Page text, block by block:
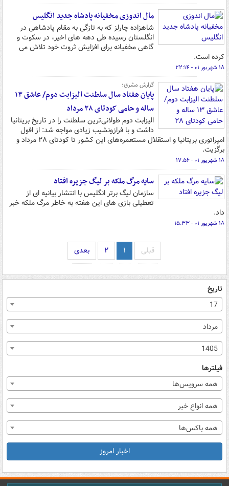
مال اندوزی مخفیانه پادشاه جدید انگلیس
شاهزاده چارلز که به تازگی به مقام پادشاهی در
انگلستان رسیده طی دهه های اخیر، در سکوت و
گاهی مخفیانه برای افزایش ثروت خود تلاش می
کرده است.
۱۸ شهریور ۰۱ - ۲۲:۱۴
گزارش مشرق؛
پایان هفتاد سال سلطنت الیزابت دوم/ عاشق ۱۳
ساله و حامی کودتای ۲۸ مرداد
الیزابت دوم طولانی‌ترین سلطنت را در تاریخ بریتانیا
داشت و با فرازونشیب زیادی مواجه شد: از افول
امپراتوری بریتانیا و استقلال مستعمره‌های این کشور تا کودتای ۲۸ مرداد و
برگزیت.
۱۸ شهریور ۰۱ - ۱۷:۵۶
سایه مرگ ملکه بر لیگ جزیره افتاد
سازمان لیگ برتر انگلیس با انتشار بیانیه ای از
تعطیلی بازی های این هفته به خاطر مرگ ملکه خبر
داد.
۱۸ شهریور ۰۱ - ۱۵:۳۳
قبلی ۱ ۲ بعدی
تاریخ
17
مرداد
1405
فیلترها
همه سرویس‌ها
همه انواع خبر
همه باکس‌ها
اخبار امروز